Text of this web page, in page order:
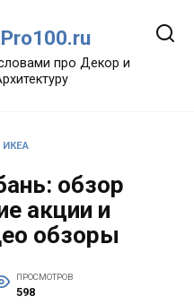
про Декор и
ИКЕА
обзор
акции и
обзоры
ПРОСМОТРОВ
598